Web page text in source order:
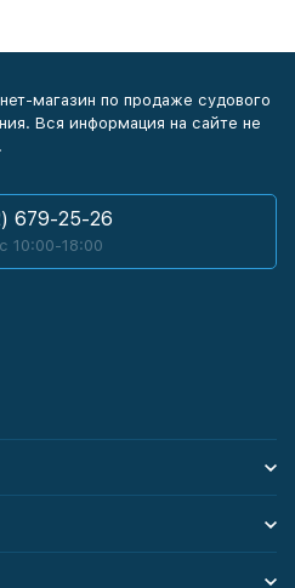
магазин по продаже судового
Вся информация на сайте не
679-25-26
10:00-18:00